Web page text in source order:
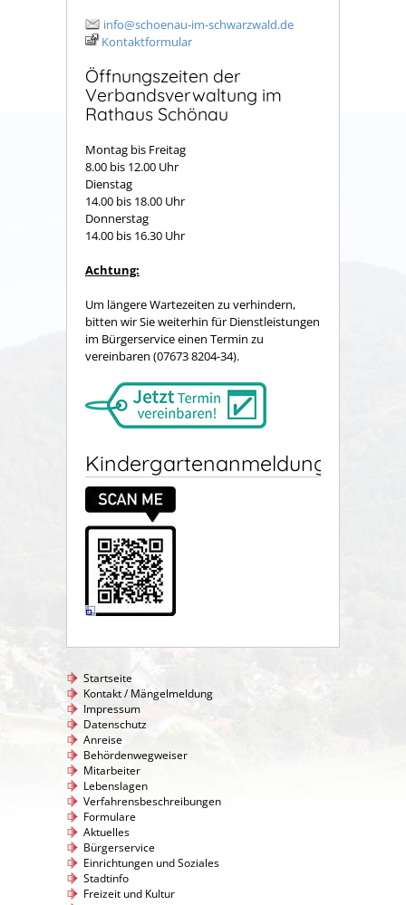
info@schoenau-im-schwarzwald.de
Kontaktformular
Öffnungszeiten der
Verbandsverwaltung im
Rathaus Schönau
Montag bis Freitag
8.00 bis 12.00 Uhr
Dienstag
14.00 bis 18.00 Uhr
Donnerstag
14.00 bis 16.30 Uhr
Achtung:
Um längere Wartezeiten zu verhindern,
bitten wir Sie weiterhin für Dienstleistungen
im Bürgerservice einen Termin zu
vereinbaren (07673 8204-34).
Kindergartenanmeldung
Startseite
Kontakt / Mängelmeldung
Impressum
Datenschutz
Anreise
Behördenwegweiser
Mitarbeiter
Lebenslagen
Verfahrensbeschreibungen
Formulare
Aktuelles
Bürgerservice
Einrichtungen und Soziales
Stadtinfo
Freizeit und Kultur